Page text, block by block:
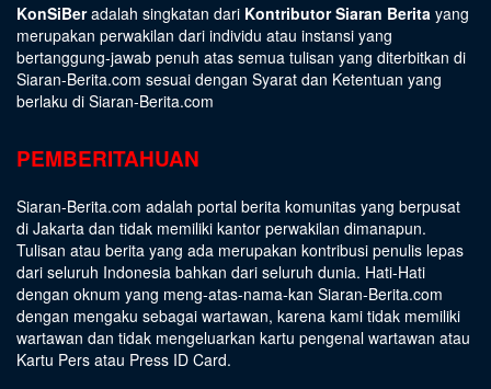
KonSiBeradalah singkatan dari Kontributor Siaran Berita yang
merupakan perwakilan dari individu atau instansi yang
bertanggung-jawab penuh atas semua tulisan yang diterbitkan di
Siaran-Berita.com sesuai dengan Syarat dan Ketentuan yang
berlaku di Siaran-Berita.com
PEMBERITAHUAN
Siaran-Berita.com adalah portal berita komunitas yang berpusat
di Jakarta dan tidak memiliki kantor perwakilan dimanapun.
Tulisan atau berita yang ada merupakan kontribusi penulis lepas
dari seluruh Indonesia bahkan dari seluruh dunia. Hati-Hati
dengan oknum yang meng-atas-nama-kan Siaran-Berita.com
dengan mengaku sebagai wartawan, karena kami tidak memiliki
wartawan dan tidak mengeluarkan kartu pengenal wartawan atau
Kartu Pers atau Press ID Card.